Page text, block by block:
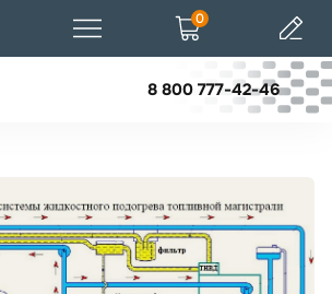
8 800 777-42-46
0